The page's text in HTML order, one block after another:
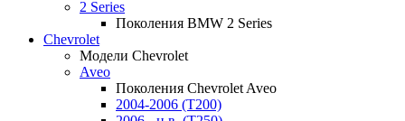
2 Series
Поколения BMW 2 Series
Chevrolet
Модели Chevrolet
Aveo
Поколения Chevrolet Aveo
2004-2006 (T200)